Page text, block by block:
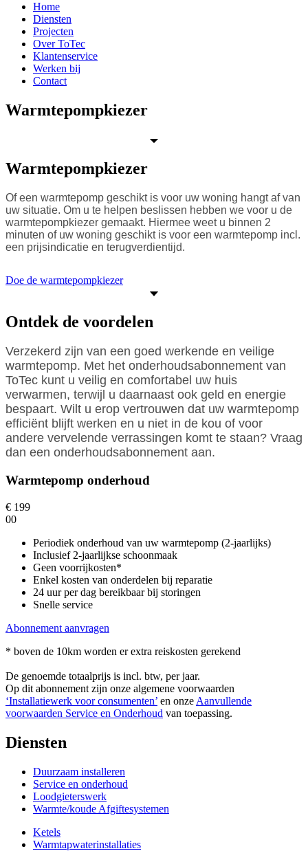
Home
Diensten
Projecten
Over ToTec
Klantenservice
Werken bij
Contact
Warmtepompkiezer
Warmtepompkiezer
Of een warmtepomp geschikt is voor uw woning hangt af van
uw situatie. Om u te helpen beslissen hebben we voor u de
warmtepompkiezer gemaakt. Hiermee weet u binnen 2
minuten of uw woning geschikt is voor een warmtepomp incl.
een prijsindicatie en terugverdientijd.
Doe de warmtepompkiezer
Ontdek de voordelen
Verzekerd zijn van een goed werkende en veilige
warmtepomp. Met het onderhoudsabonnement van
ToTec kunt u veilig en comfortabel uw huis
verwarmen, terwijl u daarnaast ook geld en energie
bespaart. Wilt u erop vertrouwen dat uw warmtepomp
efficiënt blijft werken en u niet in de kou of voor
andere vervelende verrassingen komt te staan? Vraag
dan een onderhoudsabonnement aan.
Warmtepomp onderhoud
€ 199
00
Periodiek onderhoud van uw warmtepomp (2-jaarlijks)
Inclusief 2-jaarlijkse schoonmaak
Geen voorrijkosten*
Enkel kosten van onderdelen bij reparatie
24 uur per dag bereikbaar bij storingen
Snelle service
Abonnement aanvragen
* boven de 10km worden er extra reiskosten gerekend
De genoemde totaalprijs is incl. btw, per jaar.
Op dit abonnement zijn onze algemene voorwaarden
‘Installatiewerk voor consumenten’ en onze Aanvullende
voorwaarden Service en Onderhoud van toepassing.
Diensten
Duurzaam installeren
Service en onderhoud
Loodgieterswerk
Warmte/koude Afgiftesystemen
Ketels
Warmtapwaterinstallaties